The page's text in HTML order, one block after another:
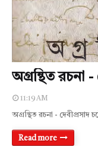
অগ্রন্থিত রচনা -
11:19 AM
অগ্রন্থিত রচনা - দেবীপ্রসাদ
Read more